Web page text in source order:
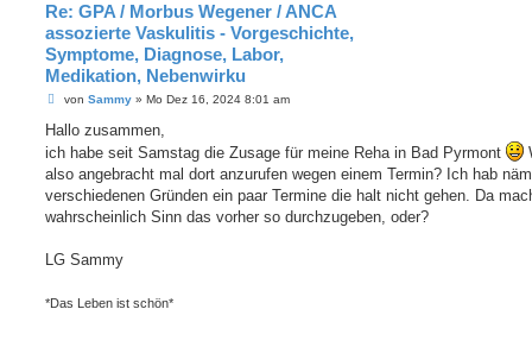
Re: GPA / Morbus Wegener / ANCA
assozierte Vaskulitis - Vorgeschichte,
Symptome, Diagnose, Labor,
Medikation, Nebenwirku
B
i
r
a
g
von Sammy» Mo Dez 16, 2024 8:01 am
Hallo zusammen,
ich habe seit Samstag die Zusage für meine Reha in Bad Pyrmont
also angebracht mal dort anzurufen wegen einem Termin? Ich hab
verschiedenen Gründen ein paar Termine die halt nicht gehen. Da
wahrscheinlich Sinn das vorher so durchzugeben, oder?
LG Sammy
*Das Leben ist schön*